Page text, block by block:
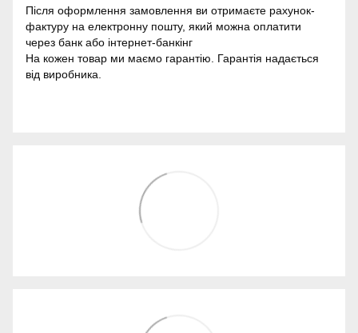
Після оформлення замовлення ви отримаєте рахунок-
фактуру на електронну пошту, який можна оплатити
через банк або інтернет-банкінг
На кожен товар ми маємо гарантію. Гарантія надається
від виробника.